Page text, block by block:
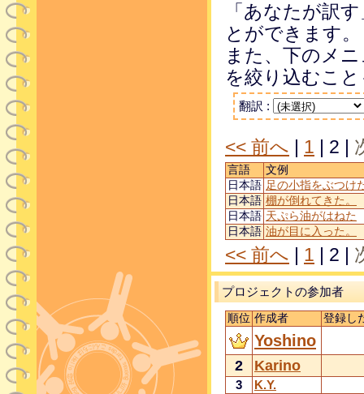
「あなたが訳
とができます。
また、下のメ
を絞り込むこ
翻訳 :
<< 前へ 1 2
言語
文例
日本語 足の小指をぶつけ
日本語 棚が倒れてきた。
日本語 天ぷら油がはねた
日本語 油が目に入った。
<< 前へ 1 2
プロジェクトの参加者
順位 作成者 登録し
Yoshino
2 Karino
3 K.Y.